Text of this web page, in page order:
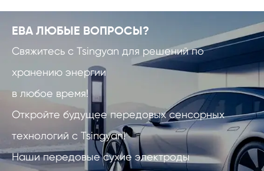
ЕВА ЛЮБЫЕ ВОПРОСЫ?
Свяжитесь с Tsingyan для решений по
хранению энергии
в любое время!
Откройте будущее передовых сенсорных
технологий с Tsingyan!
Наши передовые сухие электроды